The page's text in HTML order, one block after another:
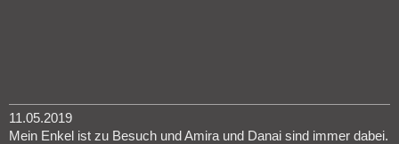
11.05.2019
Mein Enkel ist zu Besuch und Amira und Danai sind immer dabei.